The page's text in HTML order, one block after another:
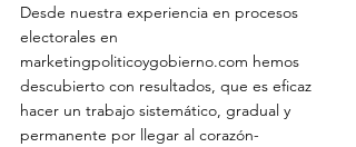
Desde nuestra experiencia en procesos
electorales en
marketingpoliticoygobierno.com hemos
descubierto con resultados, que es eficaz
hacer un trabajo sistemático, gradual y
permanente por llegar al corazón-